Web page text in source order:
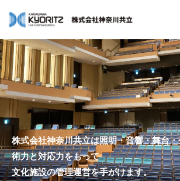
株式会社神奈川共立は照明・音響・舞台
術力と対応力をもって
文化施設の管理運営を手がけます。